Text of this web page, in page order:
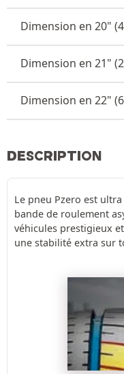
Dimension en 20"
Dimension en 21"
Dimension en 22"
DESCRIPTION
Le pneu Pzero est
bande de roulement
véhicules prestigieux
une stabilité extra sur